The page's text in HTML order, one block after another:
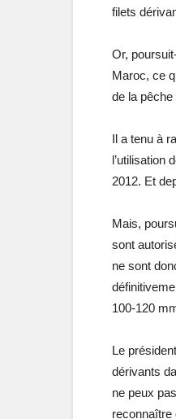
filets
Or,
Maroc, ce
de la pêche
Il a tenu à
l’utilisation
2012. Et
Mais,
sont
ne sont
100-120
Le
dérivants
ne peux
reconnaître